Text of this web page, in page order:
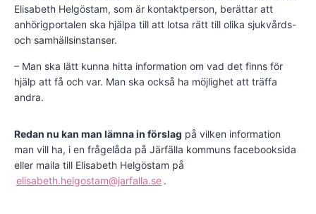
Elisabeth Helgöstam, som är kontaktperson, berättar att
anhörigportalen ska hjälpa till att lotsa rätt till olika sjukvårds-
och samhällsinstanser.
– Man ska lätt kunna hitta information om vad det finns för
hjälp att få och var. Man ska också ha möjlighet att träffa
andra.
Redan nu kan man lämna in förslag på vilken information
man vill ha, i en frågelåda på Järfälla kommuns facebooksida
eller maila till Elisabeth Helgöstam på
elisabeth.helgostam@jarfalla.se .